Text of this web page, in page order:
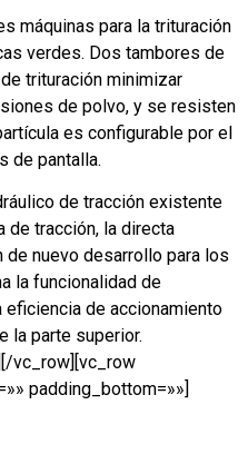
máquinas para la trituración
verdes. Dos tambores de
trituración minimizar
de polvo, y se resisten
es configurable por el
de pantalla.
de tracción existente
de tracción, la directa
de nuevo desarrollo para los
la funcionalidad de
eficiencia de accionamiento
la parte superior.
vc_row][vc_row
padding_bottom=»»]